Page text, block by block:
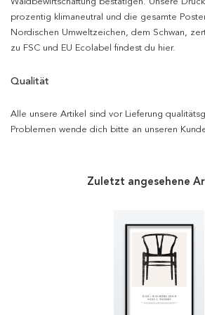
prozentig klimaneutral und die gesamte
Nordischen Umweltzeichen, dem Schwan,
zu FSC und EU Ecolabel findest du hier.
Qualität
Alle unsere Artikel sind vor Lieferung
Problemen wende dich bitte an unseren
Zuletzt angesehene